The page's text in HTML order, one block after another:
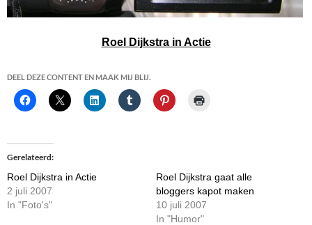
Roel Dijkstra in Actie
DEEL DEZE CONTENT EN MAAK MIJ BLIJ.
Gerelateerd
Roel Dijkstra in Actie
2 juli 2007
In "Foto's"
Roel Dijkstra gaat alle
bloggers kapot maken
10 juli 2007
In "Humor"